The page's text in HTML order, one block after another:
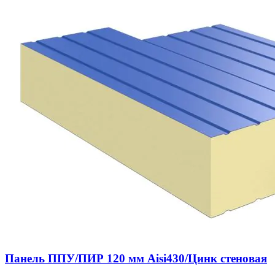
Панель ППУ/ПИР 120 мм Aisi430/Цинк стеновая